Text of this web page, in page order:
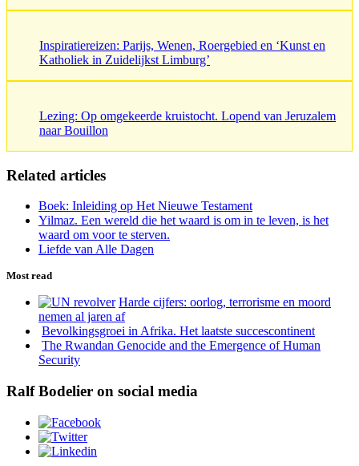
Inspiratiereizen: Parijs, Wenen, Roergebied en ‘Kunst en
Katholiek in Zuidelijkst Limburg’
Lezing: Op omgekeerde kruistocht. Lopend van Jeruzalem
naar Bouillon
Related articles
Boek: Inleiding op Het Nieuwe Testament
Yilmaz. Een wereld die het waard is om in te leven, is het
waard om voor te sterven.
Liefde van Alle Dagen
Most read
Harde cijfers: oorlog, terrorisme en moord
nemen al jaren af
Bevolkingsgroei in Afrika. Het laatste succescontinent
The Rwandan Genocide and the Emergence of Human
Security
Ralf Bodelier on social media